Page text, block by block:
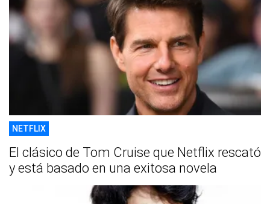
NETFLIX
El clásico de Tom Cruise que Netflix rescató
y está basado en una exitosa novela